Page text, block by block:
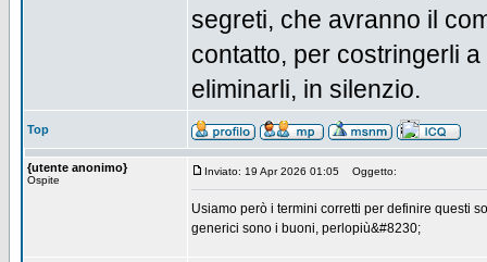
segreti, che avranno il
contatto, per costringerli
eliminarli, in silenzio.
Top
{utente anonimo}
Ospite
Inviato: 19 Apr 2026 01:05 Oggetto:
Usiamo però i termini corretti per definire questi
generici sono i buoni, perlopiù&#8230;